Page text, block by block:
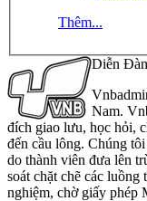
Thêm...
Diễn
Nam.
đích giao lưu, học hỏi,
đến cầu lông. Chúng
do thành viên đưa lên
soát chặt chẽ các
nghiệm, chờ giấy